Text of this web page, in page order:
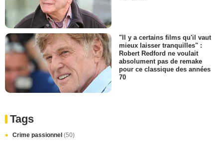
"Il y a certains films qu'il vaut
mieux laisser tranquilles" :
Robert Redford ne voulait
absolument pas de remake
pour ce classique des années
70
Tags
Crime passionnel (50)